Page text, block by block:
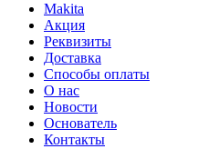
Makita
Акция
Реквизиты
Доставка
Способы оплаты
О нас
Новости
Основатель
Контакты